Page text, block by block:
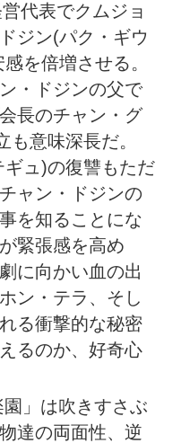
代表でクムジョ
ジン(パク・ギウ
を倍増させる。
・ドジンの父で
長のチャン・グ
意味深長だ。
ュ)の復讐もただ
ャン・ドジンの
を知ることにな
緊張感を高め
に向かい血の出
ン・テラ、そし
る衝撃的な秘密
るのか、好奇心
園」は吹きすさぶ
達の両面性、逆